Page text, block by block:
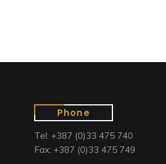
Phone
Tel: +387 (0)33 475 740
Fax: +387 (0)33 475 749